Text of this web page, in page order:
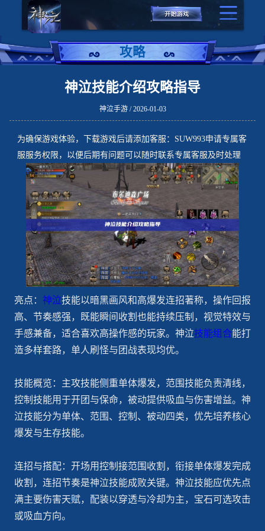
攻略
神泣技能介绍攻略指导
神泣手游 / 2026-01-03
为确保游戏体验，下载游戏后请添加客服：SUW993申请专属客
服服务权限，以便后期有问题可以随时联系专属客服及时处理
亮点： 神泣技能以暗黑画风和高爆发连招著称，操作回报
高、节奏感强，既能瞬间收割也能持续压制，视觉特效与
手感兼备，适合喜欢高操作感的玩家。神泣技能组合能打
造多样套路，单人刷怪与团战表现均优。
技能概览：主攻技能侧重单体爆发，范围技能负责清线，
控制技能用于开团与保命，被动提供吸血与伤害增益。神
泣技能分为单体、范围、控制、被动四类，优先培养核心
爆发与生存技能。
连招与搭配：开场用控制接范围收割，衔接单体爆发完成
收割，连招节奏是神泣技能成败关键。神泣技能应优先点
满主要伤害天赋，配装以穿透与冷却为主，宝石可选攻击
或吸血方向。